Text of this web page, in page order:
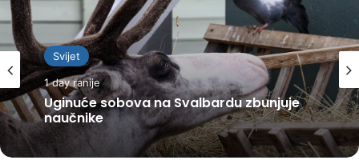
Svijet
1 day ranije
Uginuće sobova na Svalbardu zbunjuje
naučnike